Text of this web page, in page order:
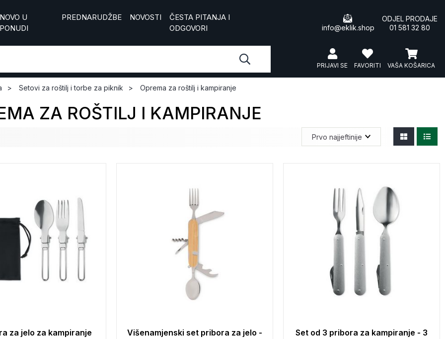
NOVO U
PONUDI
PREDNARUDŽBE NOVOSTI
ČESTA PITANJA I
ODGOVORI
info@eklik.shop
ODJEL PRODAJE
01 581 32 80
VAŠA KOŠARICA
FAVORITI
PRIJAVI SE
Setovi za roštilj i torbe za piknik Oprema za roštilj i kampiranje
ZA ROŠTILJ I KAMPIRANJE
za jelo za kampiranje
Višenamjenski set pribora za jelo -
Set od 3 pribora za kampiranje - 3